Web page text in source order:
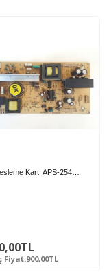
Kartı APS-254…
Fiyat:900,00TL